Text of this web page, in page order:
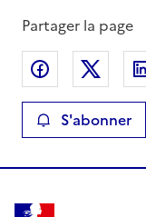
Partager la page
Partager sur
S'abonner